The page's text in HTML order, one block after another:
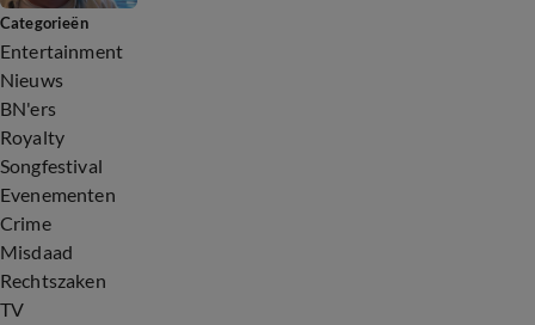
Categorieën
Entertainment
Nieuws
BN'ers
Royalty
Songfestival
Evenementen
Crime
Misdaad
Rechtszaken
TV